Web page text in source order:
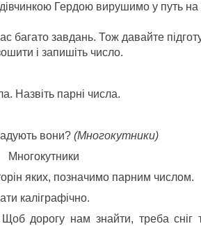
Гердою вирушимо у путь на
багато завдань. Тож давайте
і запишіть число.
Назвіть парні числа.
вони? (Многокутники)
яких, позначимо парним числом.
каліграфічно.
дорогу нам знайти, треба сніг